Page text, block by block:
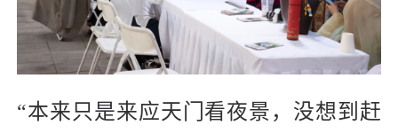
“本来只是来应天门看夜景，没想到赶